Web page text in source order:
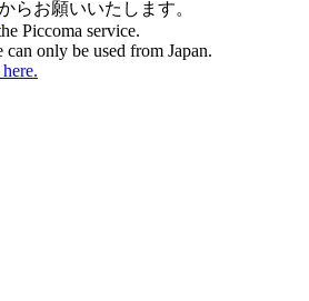
らお願いいたします。
Piccoma service.
only be used from Japan.